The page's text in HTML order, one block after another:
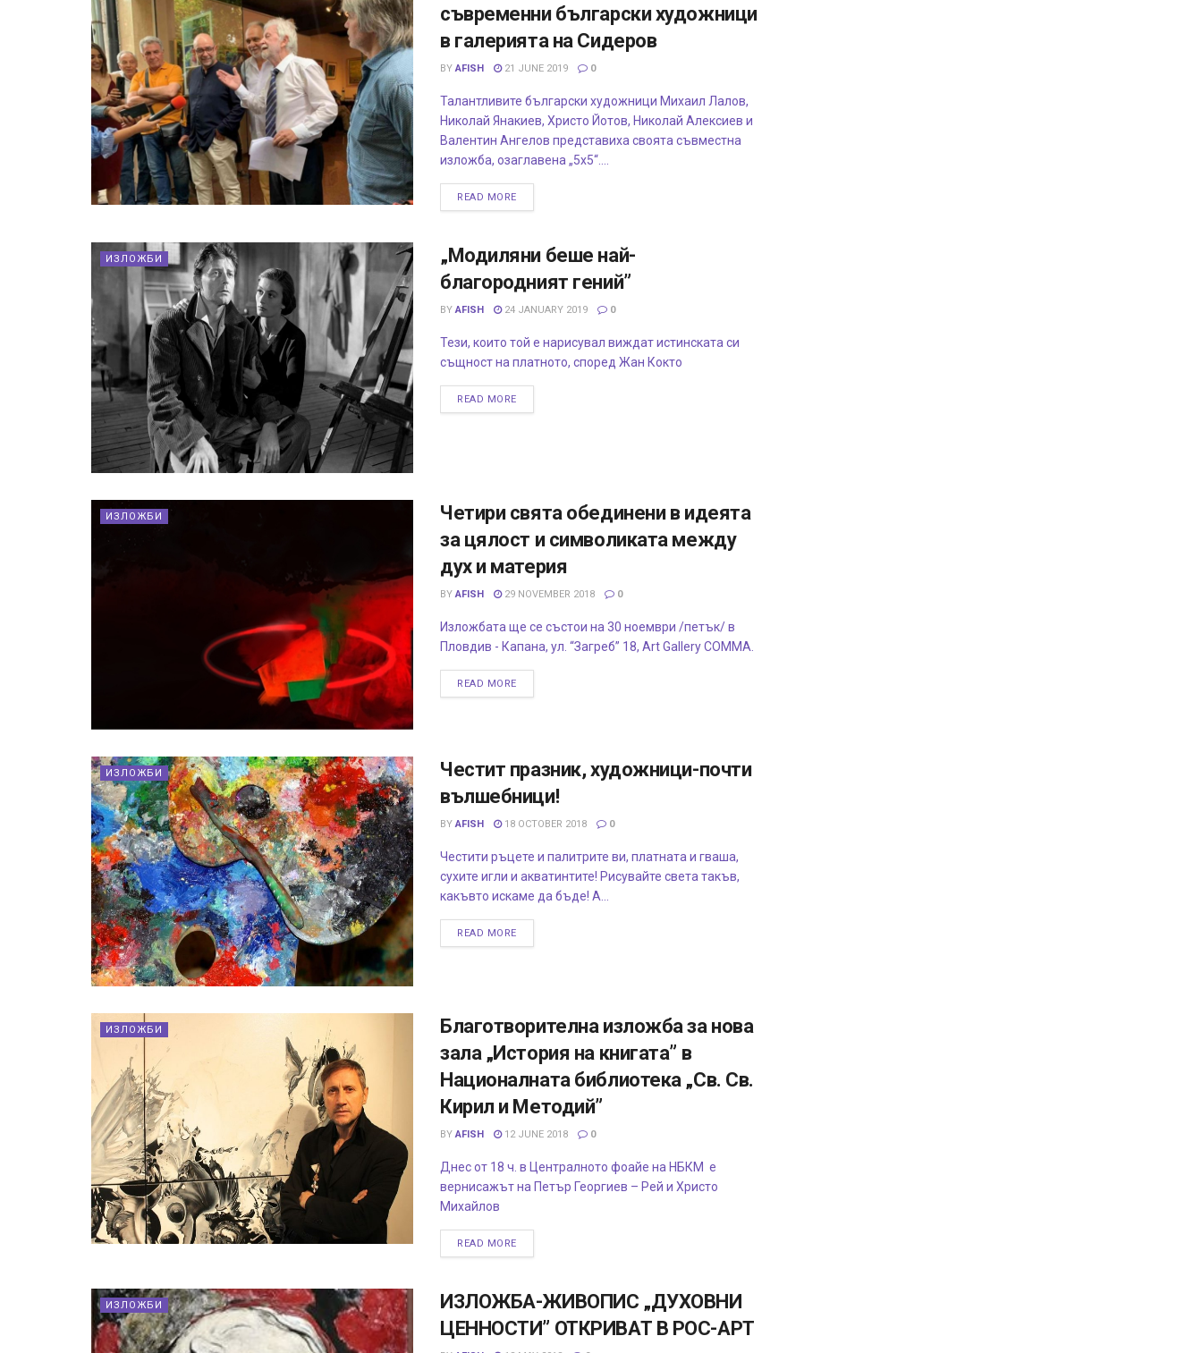
съвременни български художници
в галерията на Сидеров
BY AFISH 21 JUNE 2019 0
Талантливите български художници Михаил Лалов,
Николай Янакиев, Христо Йотов, Николай Алексиев и
Валентин Ангелов представиха своята съвместна
изложба, озаглавена „5x5“....
READ MORE
ИЗЛОЖБИ
„Модиляни беше най-
благородният гений”
BY AFISH 24 JANUARY 2019 0
Тези, които той е нарисувал виждат истинската си
същност на платното, според Жан Кокто
READ MORE
ИЗЛОЖБИ
Четири свята обединени в идеята
за цялост и символиката между
дух и материя
BY AFISH 29 NOVEMBER 2018 0
Изложбата ще се състои на 30 ноември /петък/ в
Пловдив - Капана, ул. “Загреб” 18, Art Gallery COMMA.
READ MORE
ИЗЛОЖБИ
Честит празник, художници-почти
вълшебници!
BY AFISH 18 OCTOBER 2018 0
Честити ръцете и палитрите ви, платната и гваша,
сухите игли и акватинтите! Рисувайте света такъв,
какъвто искаме да бъде! А...
READ MORE
ИЗЛОЖБИ
Благотворителна изложба за нова
зала „История на книгата” в
Националната библиотека „Св. Св.
Кирил и Методий”
BY AFISH 12 JUNE 2018 0
Днес от 18 ч. в Централното фоайе на НБКМ е
вернисажът на Петър Георгиев – Рей и Христо
Михайлов
READ MORE
ИЗЛОЖБИ
ИЗЛОЖБА-ЖИВОПИС „ДУХОВНИ
ЦЕННОСТИ” ОТКРИВАТ В РОС-АРТ